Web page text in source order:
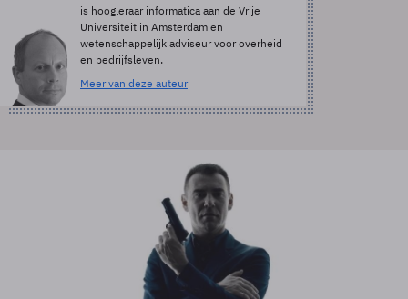
is hoogleraar informatica aan de Vrije
Universiteit in Amsterdam en
wetenschappelijk adviseur voor overheid
en bedrijfsleven.
Meer van deze auteur